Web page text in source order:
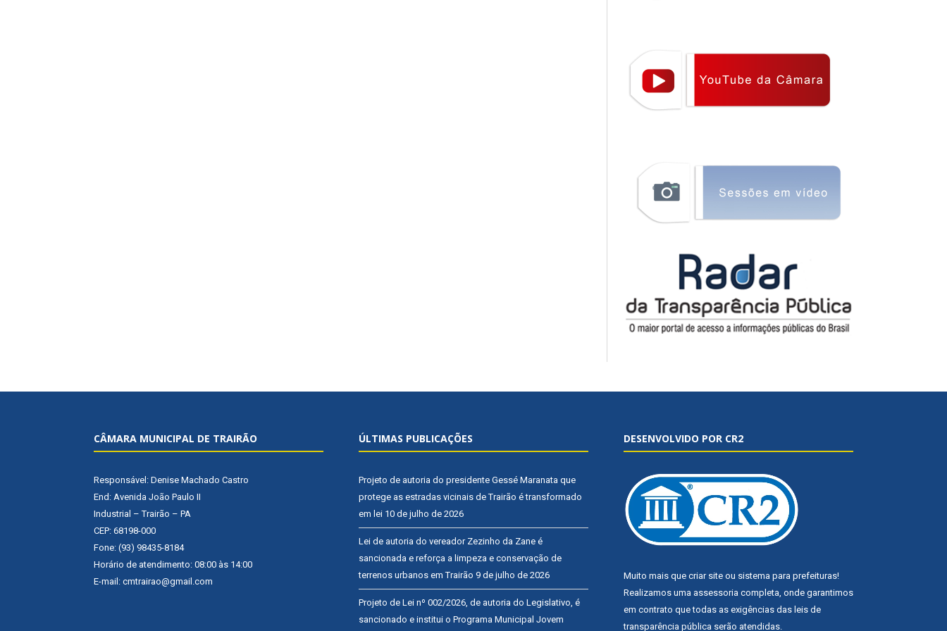
CÂMARA MUNICIPAL DE TRAIRÃO
Responsável: Denise Machado Castro
End: Avenida João Paulo II
Industrial – Trairão – PA
CEP: 68198-000
Fone: (93) 98435-8184
Horário de atendimento: 08:00 às 14:00
E-mail: cmtrairao@gmail.com
ÚLTIMAS PUBLICAÇÕES
Projeto de autoria do presidente Gessé Maranata que
protege as estradas vicinais de Trairão é transformado
em lei 10 de julho de 2026
Lei de autoria do vereador Zezinho da Zane é
sancionada e reforça a limpeza e conservação de
terrenos urbanos em Trairão 9 de julho de 2026
Projeto de Lei nº 002/2026, de autoria do Legislativo, é
sancionado e institui o Programa Municipal Jovem
DESENVOLVIDO POR CR2
Muito mais que criar site ou sistema para prefeituras!
Realizamos uma assessoria completa, onde garantimos
em contrato que todas as exigências das leis de
transparência pública serão atendidas.